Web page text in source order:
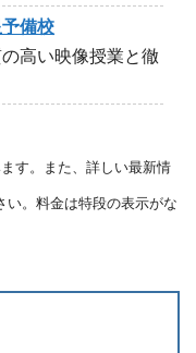
備校
高い映像授業と徹
す。また、詳しい最新情
。料金は特段の表示がな